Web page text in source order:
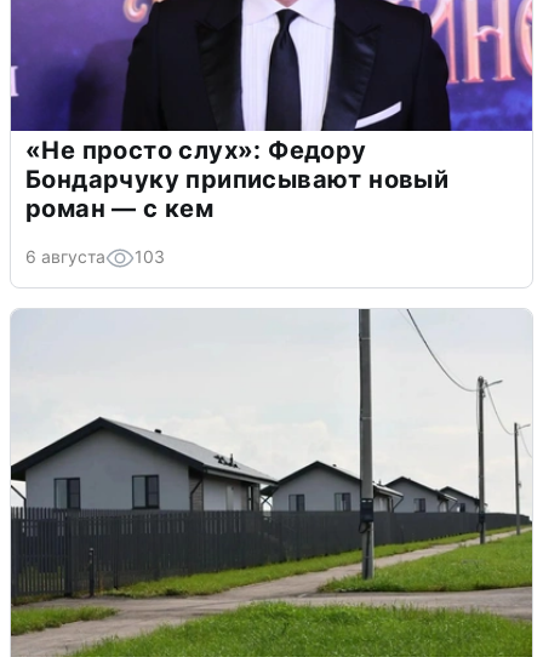
«Не просто слух»: Федору
Бондарчуку приписывают новый
роман — с кем
6 августа 103